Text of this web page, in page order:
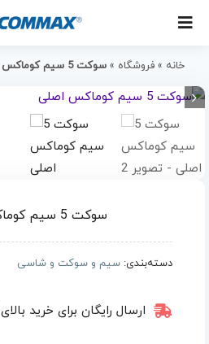
خانه » فروشگاه » سوکت 5 سیم کوماکس اصلی
سوکت 5 سیم کوماکس اصلی
دسته‌بندی: سیم و سوکت و شاسی
ارسال رایگان برای خرید بالای 10,000,000 تومان